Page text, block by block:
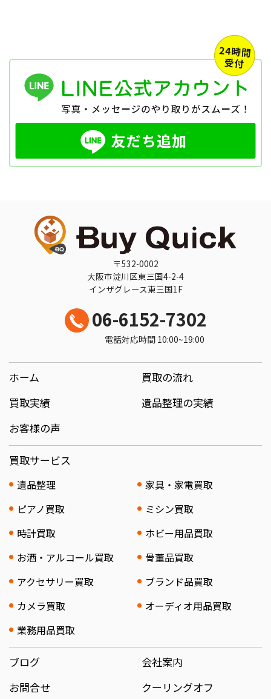
〒532-0002
大阪市淀川区東三国4-2-4
インザグレース東三国1F
06-6152-7302
電話対応時間 10:00~19:00
ホーム
買取の流れ
買取実績
遺品整理の実績
お客様の声
買取サービス
遺品整理
家具・家電買取
ピアノ買取
ミシン買取
時計買取
ホビー用品買取
お酒・アルコール買取
骨董品買取
アクセサリー買取
ブランド品買取
カメラ買取
オーディオ用品買取
業務用品買取
ブログ
会社案内
お問合せ
クーリングオフ